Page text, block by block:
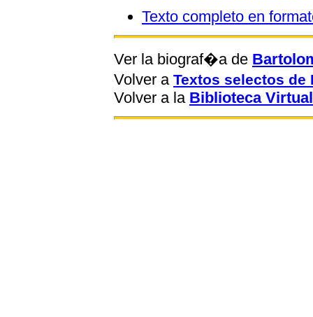
Texto completo en
Ver la biograf�a de
Volver a Textos selectos
Volver a la Biblioteca Virtual